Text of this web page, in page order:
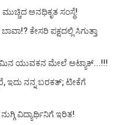
ಅನಧಿಕೃತ ಸಂಸ್ಥೆ!
ಕೇಸರಿ ಪಕ್ಷದಲ್ಲಿ ಸಿಗುತ್ತಾ
ಯುವಕನ ಮೇಲೆ ಅಟ್ಯಾಕ್...!!!
ಇದು ನನ್ನ ಬರಕತ್; ಟೀಕೆಗೆ
ವಿದ್ಯಾರ್ಥಿನಿಗೆ ಇರಿತ!